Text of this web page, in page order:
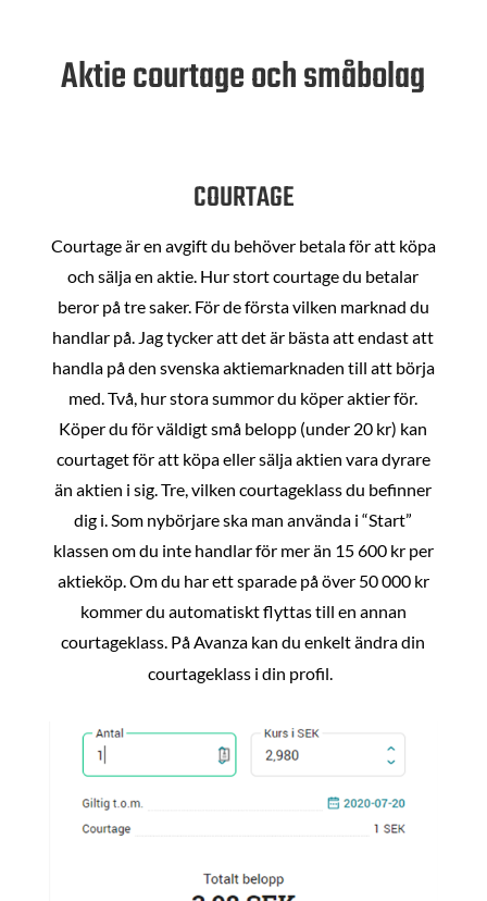
Aktie courtage och småbolag
COURTAGE
Courtage är en avgift du behöver betala för att köpa
och sälja en aktie. Hur stort courtage du betalar
beror på tre saker. För de första vilken marknad du
handlar på. Jag tycker att det är bästa att endast att
handla på den svenska aktiemarknaden till att börja
med. Två, hur stora summor du köper aktier för.
Köper du för väldigt små belopp (under 20 kr) kan
courtaget för att köpa eller sälja aktien vara dyrare
än aktien i sig. Tre, vilken courtageklass du befinner
dig i. Som nybörjare ska man använda i “Start”
klassen om du inte handlar för mer än 15 600 kr per
aktieköp. Om du har ett sparade på över 50 000 kr
kommer du automatiskt flyttas till en annan
courtageklass. På Avanza kan du enkelt ändra din
courtageklass i din profil.